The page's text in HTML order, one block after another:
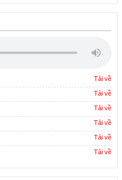
Tải về
Tải về
Tải về
Tải về
Tải về
Tải về